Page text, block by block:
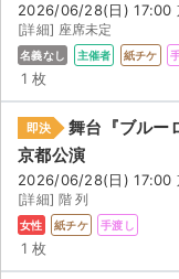
2026/06/28(日) 17:00
[詳細] 座席未定
名義なし 主催者 紙チケ
1 枚
即決
舞台『ブルー
京都公演
2026/06/28(日) 17:00
[詳細] 階 列
女性 紙チケ 手渡し
1 枚